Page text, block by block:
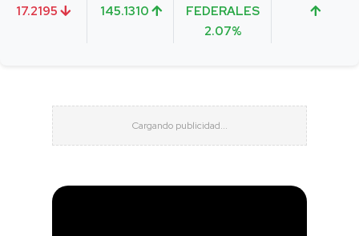
17.2195
145.1310
FEDERALES
2.07%